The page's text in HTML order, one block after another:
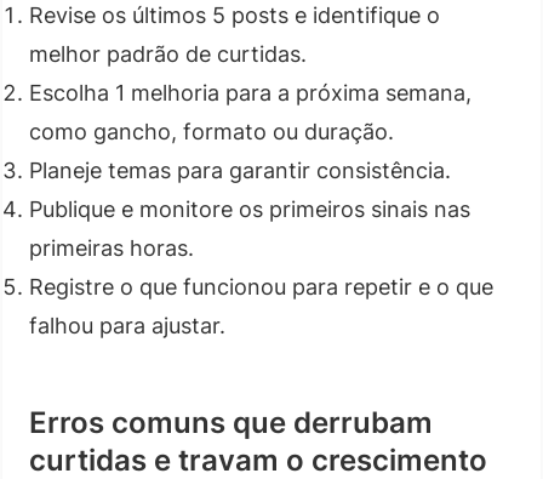
Revise os últimos 5 posts e identifique o
melhor padrão de curtidas.
Escolha 1 melhoria para a próxima semana,
como gancho, formato ou duração.
Planeje temas para garantir consistência.
Publique e monitore os primeiros sinais nas
primeiras horas.
Registre o que funcionou para repetir e o que
falhou para ajustar.
Erros comuns que derrubam
curtidas e travam o crescimento